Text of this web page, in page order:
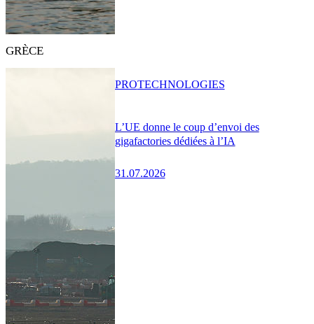
GRÈCE
L’UE donne le coup d’envoi des
gigafactories dédiées à l’IA
31.07.2026
PROTECHNOLOGIES